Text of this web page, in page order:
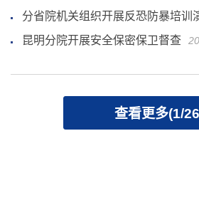
分省院机关组织开展反恐防暴培训
昆明分院开展安全保密保卫督查
查看更多(1/